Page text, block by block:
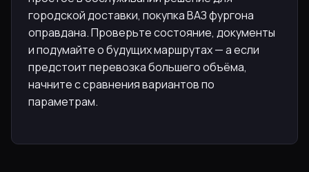
городской доставки, покупка ВАЗ фургона
оправдана. Проверьте состояние, документы
и подумайте о будущих маршрутах — а если
предстоит перевозка большего объёма,
начните с сравнения вариантов по
параметрам.